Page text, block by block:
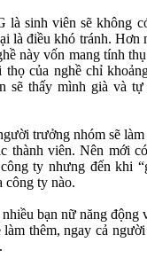
là sinh viên sẽ không
là điều khó tránh. Hơn
này vốn mang tính
thọ của nghề chỉ
sẽ thấy mình già và
trưởng nhóm sẽ
thành viên. Nên mới
ty nhưng đến khi
công ty nào.
bạn nữ năng động
thêm, ngay cả